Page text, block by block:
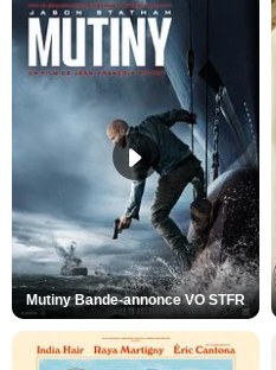
Mutiny Bande-annonce VO STFR